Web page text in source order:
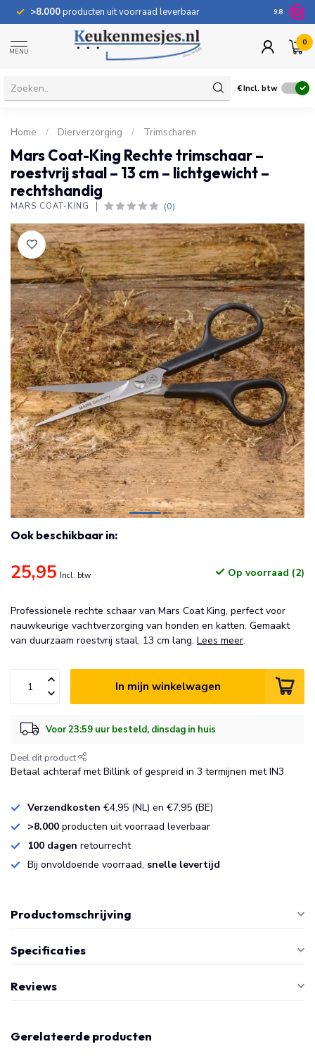
>8.000producten uit voorraad leverbaar 100
9.8
MENU
0
€Incl. btw
Home / Dierverzorging / Trimscharen
Mars Coat-King Rechte trimschaar –
roestvrij staal – 13 cm – lichtgewicht –
rechtshandig
MARS COAT-KING (0)
Ook beschikbaar in:
25,95 Incl. btw Op voorraad (2)
Professionele rechte schaar van Mars Coat King, perfect voor
nauwkeurige vachtverzorging van honden en katten. Gemaakt
van duurzaam roestvrij staal, 13 cm lang. Lees meer.
In mijn winkelwagen
Voor 23:59 uur besteld, dinsdag in huis
Deel dit product
Betaal achteraf met Billink of gespreid in 3 termijnen met IN3
Verzendkosten €4,95 (NL) en €7,95 (BE)
>8.000 producten uit voorraad leverbaar
100 dagen retourrecht
Bij onvoldoende voorraad, snelle levertijd
Productomschrijving
Specificaties
Reviews
Gerelateerde producten